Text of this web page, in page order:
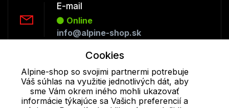
E-mail
Online
info@alpine-shop.sk
Offline
+421 277 270 053
Cookies
Alpine-shop so svojimi partnermi potrebuje
Váš súhlas na využitie jednotlivých dát, aby
sme Vám okrem iného mohli ukazovať
informácie týkajúce sa Vašich preferencií a